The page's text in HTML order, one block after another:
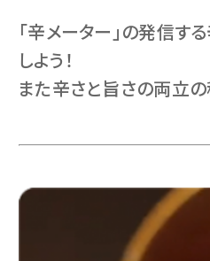
「辛メーター」の発信す
しよう！
また辛さと旨さの両立